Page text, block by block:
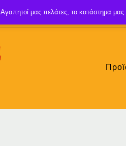
Αγαπητοί μας πελάτες, το κατάστημα